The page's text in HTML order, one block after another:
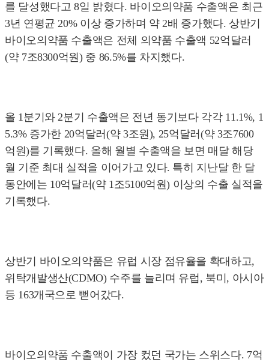
를 달성했다고 8일 밝혔다. 바이오의약품 수출액은 최근
3년 연평균 20% 이상 증가하며 약 2배 증가했다. 상반기
바이오의약품 수출액은 전체 의약품 수출액 52억달러
(약 7조8300억원) 중 86.5%를 차지했다.
올 1분기와 2분기 수출액은 전년 동기보다 각각 11.1%, 1
5.3% 증가한 20억달러(약 3조원), 25억달러(약 3조7600
억원)를 기록했다. 올해 월별 수출액을 보면 매달 해당
월 기준 최대 실적을 이어가고 있다. 특히 지난달 한 달
동안에는 10억달러(약 1조5100억원) 이상의 수출 실적을
기록했다.
상반기 바이오의약품은 유럽 시장 점유율을 확대하고,
위탁개발생산(CDMO) 수주를 늘리며 유럽, 북미, 아시아
등 163개국으로 뻗어갔다.
바이오의약품 수출액이 가장 컸던 국가는 스위스다. 7억